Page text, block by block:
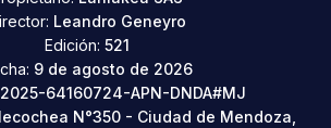
Leandro Geneyro
Edición: 521
9 de agosto de 2026
64160724-APN-DNDA#MJ
N°350 - Ciudad de Mendoza,